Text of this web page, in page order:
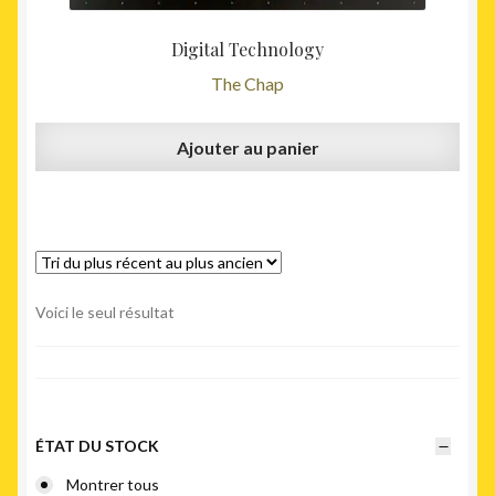
Digital Technology
The Chap
Ajouter au panier
Voici le seul résultat
ÉTAT DU STOCK
Montrer tous